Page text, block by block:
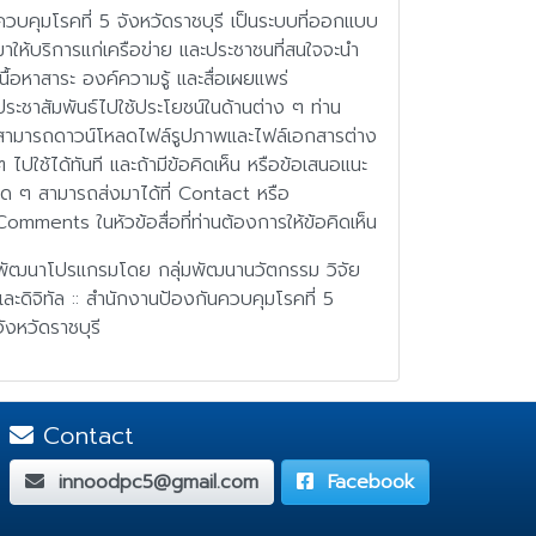
บคุมโรคที่ 5 จังหวัดราชบุรี เป็นระบบที่ออกแบบ
ให้บริการแก่เครือข่าย และประชาชนที่สนใจจะนำ
อหาสาระ องค์ความรู้ และสื่อเผยแพร่
ะชาสัมพันธ์ไปใช้ประโยชน์ในด้านต่าง ๆ ท่าน
มารถดาวน์โหลดไฟล์รูปภาพและไฟล์เอกสารต่าง
ไปใช้ได้ทันที และถ้ามีข้อคิดเห็น หรือข้อเสนอแนะ
ด ๆ สามารถส่งมาได้ที่ Contact หรือ
ในหัวข้อสื่อที่ท่านต้องการให้ข้อคิดเห็น
ฒนาโปรแกรมโดย กลุ่มพัฒนานวัตกรรม วิจัย
ะดิจิทัล :: สำนักงานป้องกันควบคุมโรคที่ 5
หวัดราชบุรี
Contact
innoodpc5@gmail.com Facebook